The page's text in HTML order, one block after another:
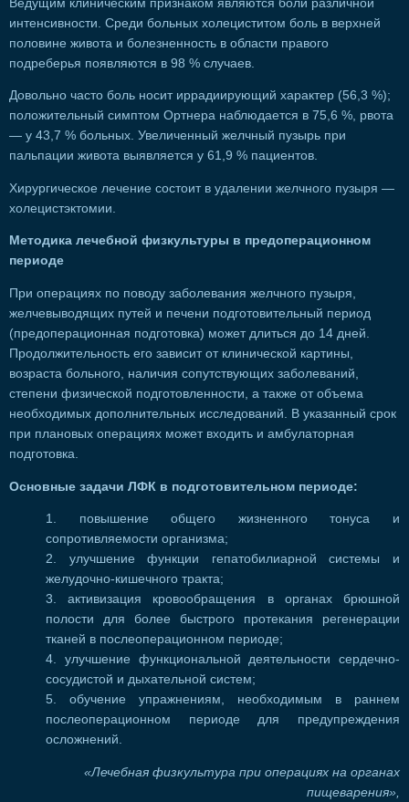
Ведущим клиническим признаком являются боли различной
интенсивности. Среди больных холециститом боль в верхней
половине живота и болезненность в области правого
подреберья появляются в 98 % случаев.
Довольно часто боль носит иррадиирующий характер (56,3 %);
положительный симптом Ортнера наблюдается в 75,6 %, рвота
— у 43,7 % больных. Увеличенный желчный пузырь при
пальпации живота выявляется у 61,9 % пациентов.
Хирургическое лечение состоит в удалении желчного пузыря —
холецистэктомии.
Методика лечебной физкультуры в предоперационном
периоде
При операциях по поводу заболевания желчного пузыря,
желчевыводящих путей и печени подготовительный период
(предоперационная подготовка) может длиться до 14 дней.
Продолжительность его зависит от клинической картины,
возраста больного, наличия сопутствующих заболеваний,
степени физической подготовленности, а также от объема
необходимых дополнительных исследований. В указанный срок
при плановых операциях может входить и амбулаторная
подготовка.
Основные задачи ЛФК в подготовительном периоде:
повышение общего жизненного тонуса и
сопротивляемости организма;
улучшение функции гепатобилиарной системы и
желудочно-кишечного тракта;
активизация кровообращения в органах брюшной
полости для более быстрого протекания регенерации
тканей в послеоперационном периоде;
улучшение функциональной деятельности сердечно-
сосудистой и дыхательной систем;
обучение упражнениям, необходимым в раннем
послеоперационном периоде для предупреждения
осложнений.
«Лечебная физкультура при операциях на органах
пищеварения»,